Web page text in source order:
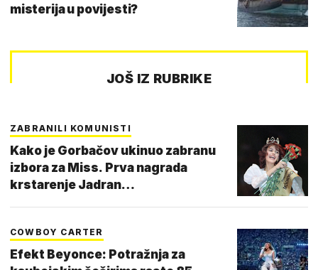
misterija u povijesti?
JOŠ IZ RUBRIKE
ZABRANILI KOMUNISTI
Kako je Gorbačov ukinuo zabranu
izbora za Miss. Prva nagrada
krstarenje Jadran…
COWBOY CARTER
Efekt Beyonce: Potražnja za